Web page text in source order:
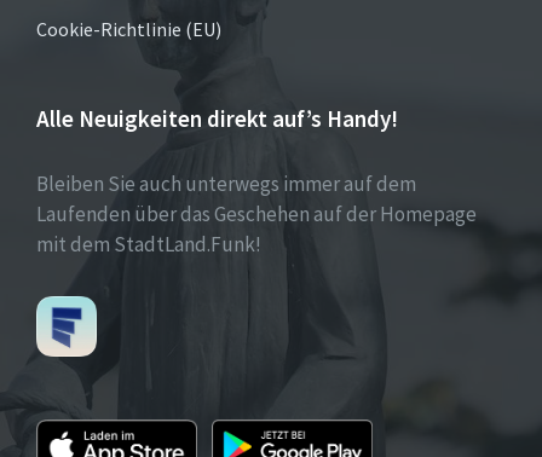
Cookie-Richtlinie (EU)
Alle Neuigkeiten direkt auf’s Handy!
Bleiben Sie auch unterwegs immer auf dem
Laufenden über das Geschehen auf der Homepage
mit dem StadtLand.Funk!